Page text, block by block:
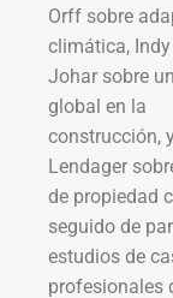
Orff sobre
climática, Indy
Johar sobre
global en la
construcción,
Lendager
de propiedad
seguido de
estudios de
profesionales